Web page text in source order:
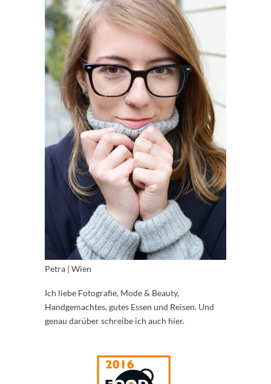
Petra | Wien
Ich liebe Fotografie, Mode & Beauty,
Handgemachtes, gutes Essen und Reisen. Und
genau darüber schreibe ich auch hier.